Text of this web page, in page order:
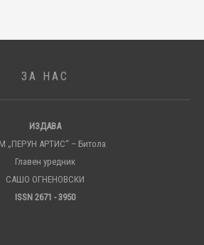
ЗА НАС
ИЗДАВА
„ПЕРУН АРТИС“ – Битола
Главен уредник
САШО ОГНЕНОВСКИ
ISSN 2671 - 3950